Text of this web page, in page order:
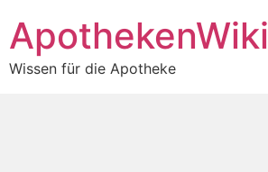
ApothekenWiki
Wissen für die Apotheke